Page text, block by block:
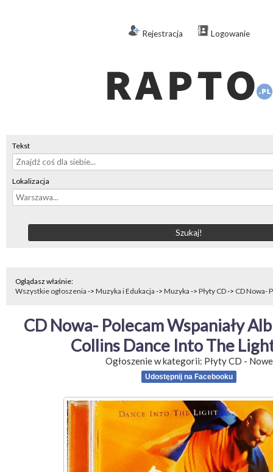
Rejestracja Logowanie
Tekst
Lokalizacja
Oglądasz właśnie:
Wszystkie ogłoszenia -> Muzyka i Edukacja -> Muzyka -> Płyty CD-> CD Nowa-
CD Nowa- Polecam Wspaniały
Collins Dance Into The
Ogłoszenie w kategorii: Płyty CD - Nowe
Udostępnij na Facebooku